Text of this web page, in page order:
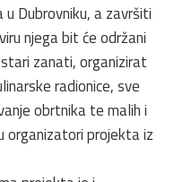
Dubrovniku, a završiti
njega bit će održani
zanati, organizirat
radionice, sve
obrtnika te malih i
organizatori projekta iz